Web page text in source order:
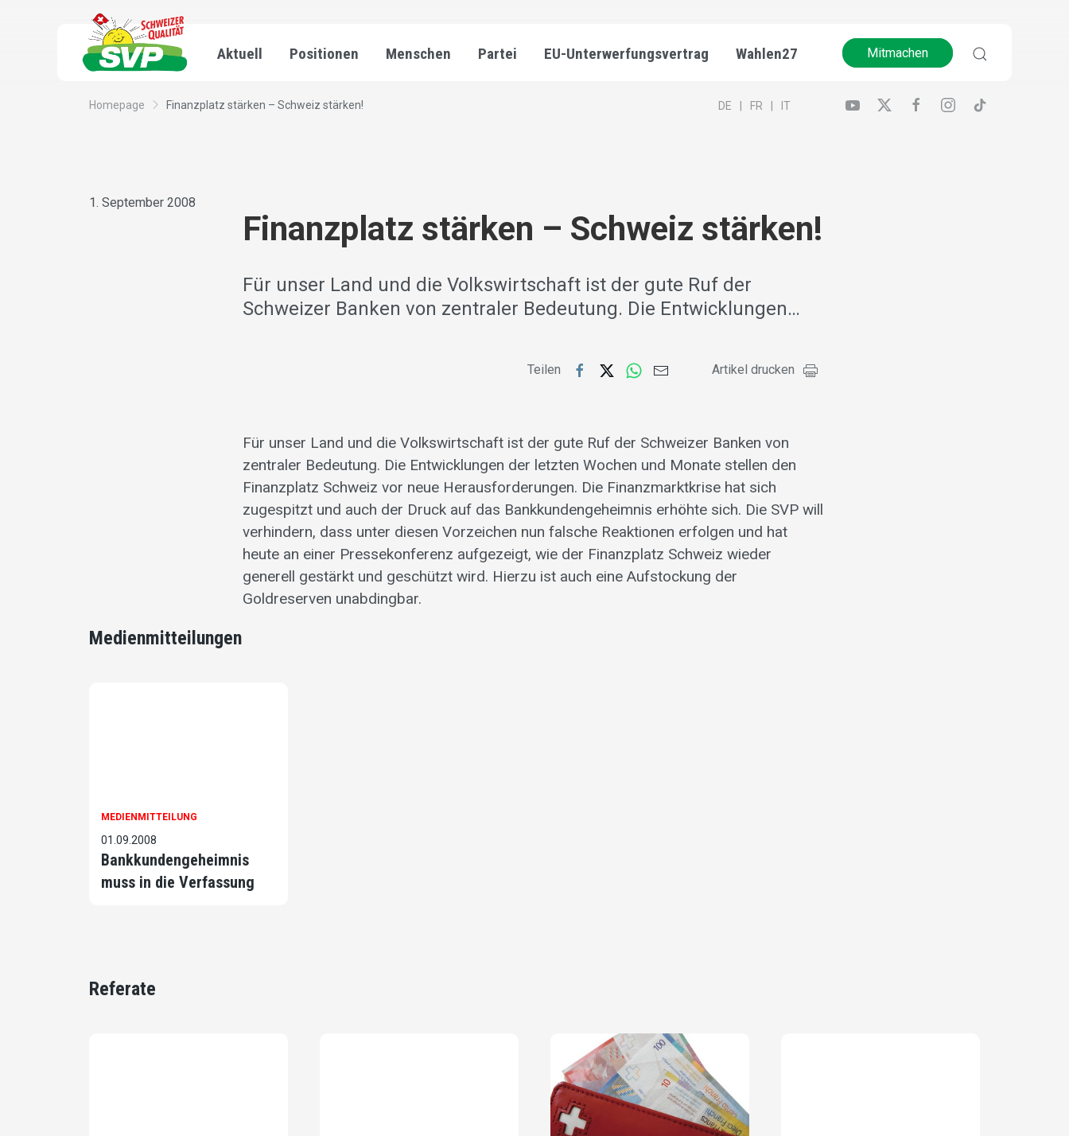
Aktuell Positionen Menschen Partei EU-Unterwerfungsvertrag Wahlen27 Mitmachen
Homepage Finanzplatz stärken – Schweiz stärken! DE FR IT
1. September 2008
Finanzplatz stärken – Schweiz stärken!
Für unser Land und die Volkswirtschaft ist der gute Ruf der
Schweizer Banken von zentraler Bedeutung. Die Entwicklungen…
Teilen Artikel drucken
Für unser Land und die Volkswirtschaft ist der gute Ruf der Schweizer Banken von
zentraler Bedeutung. Die Entwicklungen der letzten Wochen und Monate stellen den
Finanzplatz Schweiz vor neue Herausforderungen. Die Finanzmarktkrise hat sich
zugespitzt und auch der Druck auf das Bankkundengeheimnis erhöhte sich. Die SVP will
verhindern, dass unter diesen Vorzeichen nun falsche Reaktionen erfolgen und hat
heute an einer Pressekonferenz aufgezeigt, wie der Finanzplatz Schweiz wieder
generell gestärkt und geschützt wird. Hierzu ist auch eine Aufstockung der
Goldreserven unabdingbar.
Medienmitteilungen
MEDIENMITTEILUNG
01.09.2008
Bankkundengeheimnis
muss in die Verfassung
Referate